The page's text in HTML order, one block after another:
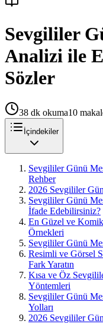
Sevgililer
Analizi ile
Sözler
38 dk okuma10
İçindekiler
Sevgililer Günü
Rehber
2026 Sevgililer
Sevgililer Günü
İfade Edebilirsiniz?
En Güzel ve
Örnekleri
Sevgililer Günü
Resimli ve Görsel
Fark Yaratın
Kısa ve Öz
Yöntemleri
Sevgililer Günü
Yolları
2026 Sevgililer